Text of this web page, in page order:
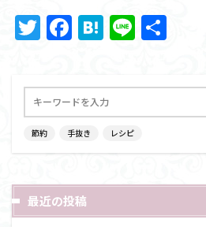
T
er
F
b
o
o
k
H
n
a
Li
節約 手抜き レシピ
最近の投稿